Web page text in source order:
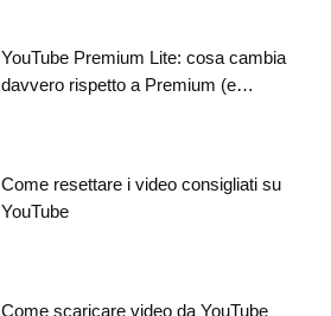
YouTube Premium Lite: cosa cambia
davvero rispetto a Premium (e…
Come resettare i video consigliati su
YouTube
Come scaricare video da YouTube